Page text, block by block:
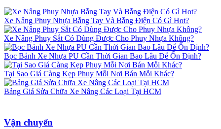
Xe Nâng Phuy Nhựa Bằng Tay Và Bằng Điện Có Gì Hot?
Xe Nâng Phuy Sắt Có Dùng Được Cho Phuy Nhựa Không?
Bọc Bánh Xe Nhựa PU Cần Thời Gian Bao Lâu Để Ổn Định?
Tại Sao Giá Càng Kẹp Phuy Mỗi Nơi Bán Mỗi Khác?
Bảng Giá Sửa Chữa Xe Nâng Các Loại Tại HCM
Vận chuyển